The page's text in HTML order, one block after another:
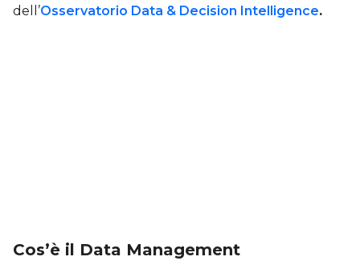
dell’Osservatorio Data & Decision Intelligence.
Cos’è il Data Management